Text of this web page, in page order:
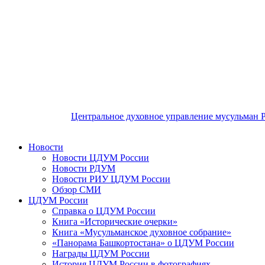
Центральное духовное управление мусульман
Новости
Новости ЦДУМ России
Новости РДУМ
Новости РИУ ЦДУМ России
Обзор СМИ
ЦДУМ России
Справка о ЦДУМ России
Книга «Исторические очерки»
Книга «Мусульманское духовное собрание»
«Панорама Башкортостана» о ЦДУМ России
Награды ЦДУМ России